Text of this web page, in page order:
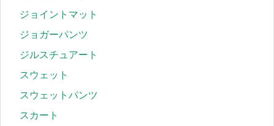
ジョイントマット
ジョガーパンツ
ジルスチュアート
スウェット
スウェットパンツ
スカート